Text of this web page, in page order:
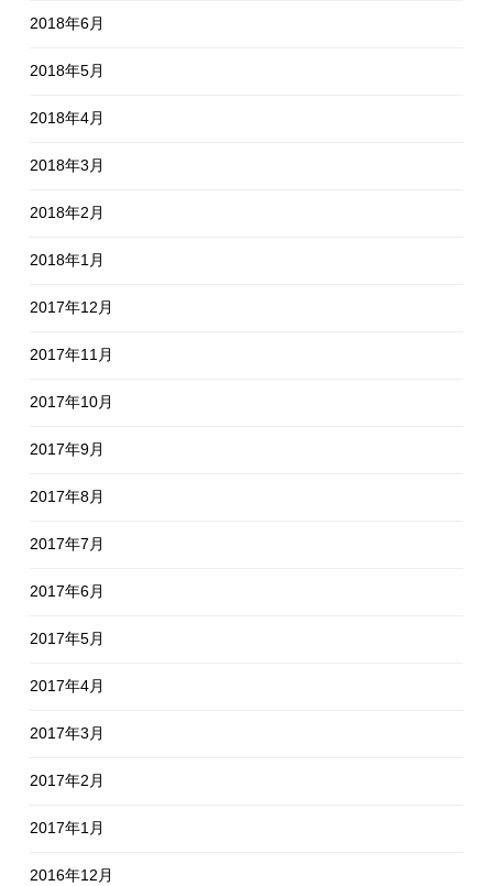
2018年6月
2018年5月
2018年4月
2018年3月
2018年2月
2018年1月
2017年12月
2017年11月
2017年10月
2017年9月
2017年8月
2017年7月
2017年6月
2017年5月
2017年4月
2017年3月
2017年2月
2017年1月
2016年12月